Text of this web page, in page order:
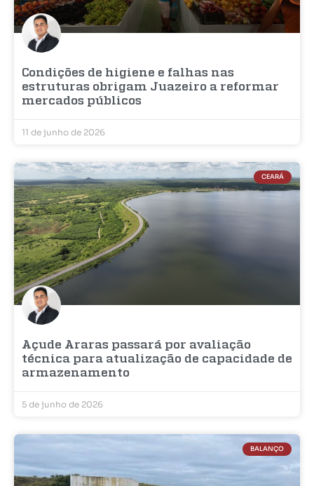
Condições de higiene e falhas nas
estruturas obrigam Juazeiro a reformar
mercados públicos
11 de junho de 2026
CEARÁ
Açude Araras passará por avaliação
técnica para atualização de capacidade de
armazenamento
5 de junho de 2026
BALANÇO